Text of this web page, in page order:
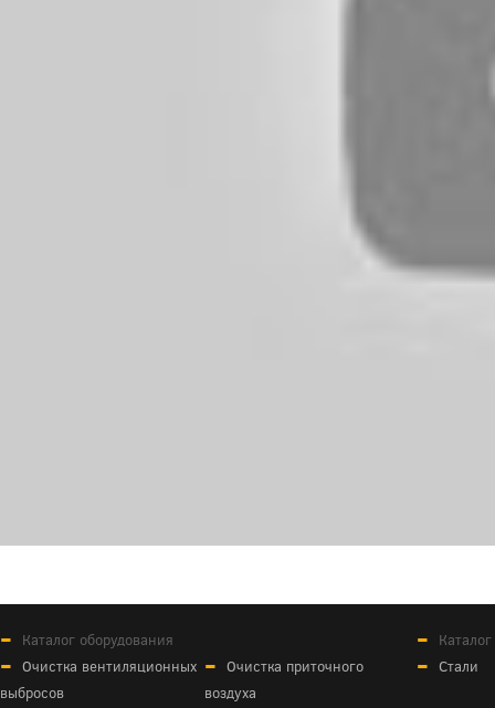
Каталог оборудования
Очистка вентиляционных
выбросов
Очистка приточного
воздуха
Стали